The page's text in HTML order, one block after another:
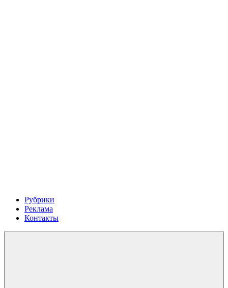
Рубрики
Реклама
Контакты